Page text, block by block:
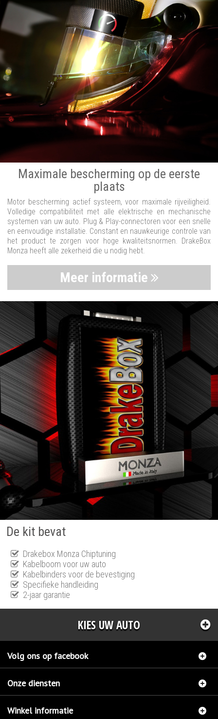
Maximale bescherming op de eerste
plaats
Motor bescherming actief systeem, voor maximale rijveiligheid.
Volledige compatibiliteit met alle elektrische en mechanische
systemen van uw auto. Plug & Play-connectoren voor een snelle
en eenvoudige installatie. Constant en nauwkeurige controle van
het product te zorgen voor hoge kwaliteitsnormen. DrakeBox
Monza heeft alle zekerheid die u nodig hebt.
Meer informatie
De kit bevat
Drakebox Monza Chiptuning
Kabelboom voor uw auto
Kabelbinders voor de bevestiging
Specifieke handleiding
2-jaar garantie
KIES UW AUTO
Volg ons op facebook
Onze diensten
Winkel informatie